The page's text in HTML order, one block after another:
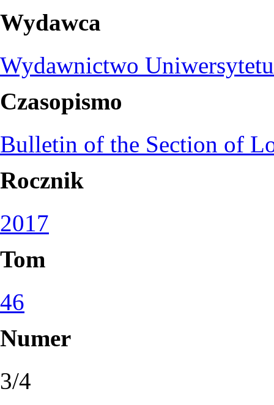
Wydawca
Wydawnictwo
Czasopismo
Bulletin of the Section of
Rocznik
2017
Tom
46
Numer
3/4